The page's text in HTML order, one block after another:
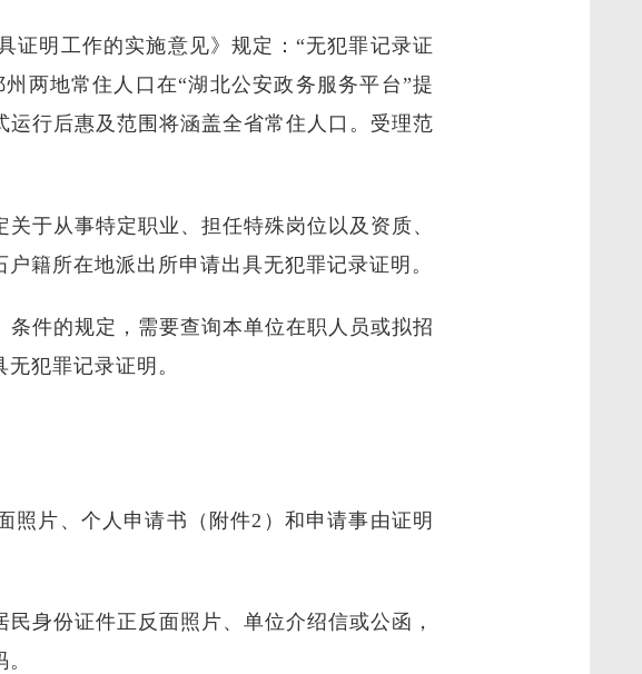
证明工作的实施意见》规定：“无犯罪记录证
两地常住人口在“湖北公安政务服务平台”提
行后惠及范围将涵盖全省常住人口。受理范
于从事特定职业、担任特殊岗位以及资质、
籍所在地派出所申请出具无犯罪记录证明。
件的规定，需要查询本单位在职人员或拟招
犯罪记录证明。
片、个人申请书（附件2）和申请事由证明
身份证件正反面照片、单位介绍信或公函，